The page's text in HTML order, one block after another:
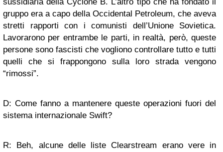
gruppo era a capo della Occidental Petroleum, che aveva
stretti rapporti con i comunisti dell’Unione Sovietica.
Lavorarono per entrambe le parti, in realtà, però, queste
persone sono fascisti che vogliono controllare tutto e tutti
quelli che si frappongono sulla loro strada vengono
“rimossi”.
D: Come fanno a mantenere queste operazioni fuori del
sistema internazionale Swift?
R: Beh, alcune delle liste Clearstream erano vere in